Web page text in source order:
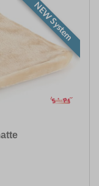
NEW System